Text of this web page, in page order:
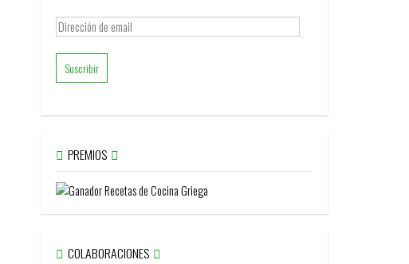
Dirección
de
email
PREMIOS
COLABORACIONES